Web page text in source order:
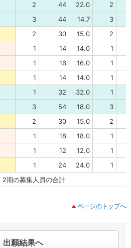
2 44 22.0
2
3 44 14.7
3
2 30 15.0
2
1 14 14.0
1
1 16 16.0
1
1 14 14.0
1
1 32 32.0
1
3 54 18.0
3
2 30 15.0
2
1 18 18.0
1
1 12 12.0
1
1 24 24.0
1
2期の募集人員の合計
ページのトップへ
出願結果へ